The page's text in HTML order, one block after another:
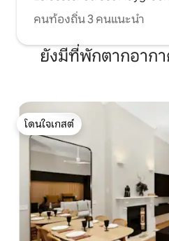
คนท้องถิ่น 3 คนแนะนำ
ยังมีที่พักตากอาก
โดนใจเกสต์
โดนใจเกสต์